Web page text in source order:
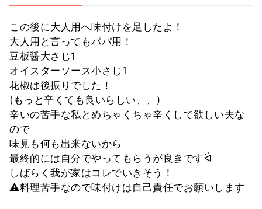
この後に大人用へ味付けを足したよ！
大人用と言ってもパパ用！
豆板醤大さじ1
オイスターソース小さじ1
花椒は後振りでした！
(もっと辛くても良いらしい、、)
辛いの苦手な私とめちゃくちゃ辛くして欲しい夫な
ので
味見も何も出来ないから
最終的には自分でやってもらうが良きですᐛ
しばらく我が家はコレでいきそう！
⚠︎料理苦手なので味付けは自己責任でお願いします